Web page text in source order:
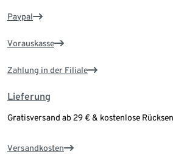
Paypal
Vorauskasse
Zahlung in der Filiale
Lieferung
Gratisversand ab 29 € & kostenlose
Versandkosten